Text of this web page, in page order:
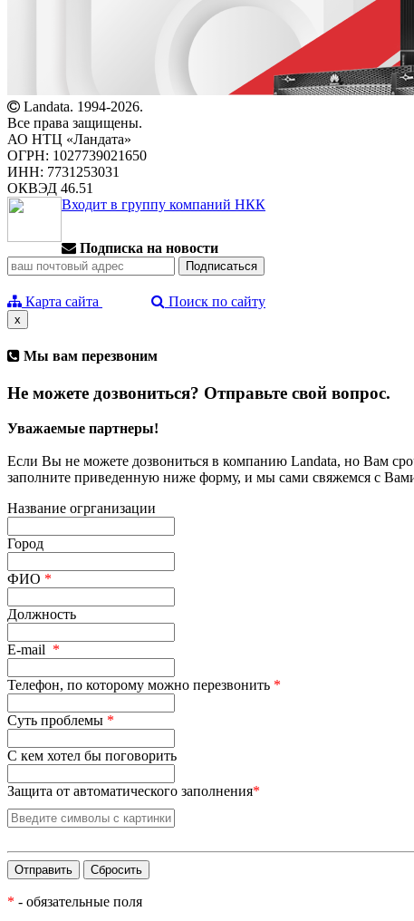
Landata. 1994-2026.
Все права защищены.
АО НТЦ «Ландата»
ОГРН: 1027739021650
ИНН: 7731253031
ОКВЭД 46.51
Входит в группу компаний НКК
Подписка на новости
Карта сайта Поиск по сайту
x
Мы вам перезвоним
Не можете дозвониться? Отправьте свой вопрос.
Уважаемые партнеры!
Если Вы не можете дозвониться в компанию Landata, но Вам
заполните приведенную ниже форму, и мы сами свяжемся с
Название огрганизации
Город
ФИО *
Должность
E-mail *
Телефон, по которому можно перезвонить *
Суть проблемы *
С кем хотел бы поговорить
Защита от автоматического заполнения*
* - обязательные поля